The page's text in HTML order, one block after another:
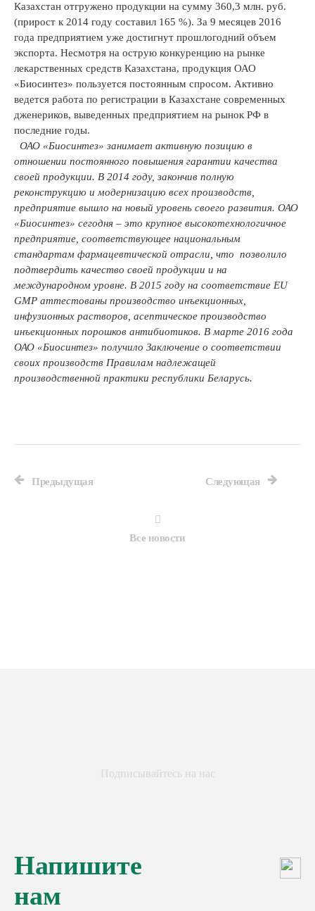
Казахстан отгружено продукции на сумму 360,3 млн. руб.
(прирост к 2014 году составил 165 %). За 9 месяцев 2016
года предприятием уже достигнут прошлогодний объем
экспорта. Несмотря на острую конкуренцию на рынке
лекарственных средств Казахстана, продукция ОАО
«Биосинтез» пользуется постоянным спросом. Активно
ведется работа по регистрации в Казахстане современных
дженериков, выведенных предприятием на рынок РФ в
последние годы.
ОАО «Биосинтез» занимает активную позицию в
отношении постоянного повышения гарантии качества
своей продукции. В 2014 году, закончив полную
реконструкцию и модернизацию всех производств,
предприятие вышло на новый уровень своего развития. ОАО
«Биосинтез» сегодня – это крупное высокотехнологичное
предприятие, соответствующее национальным
стандартам фармацевтической отрасли, что позволило
подтвердить качество своей продукции и на
международном уровне. В 2015 году на соответствие EU
GMP аттестованы производство инъекционных,
инфузионных растворов, асептическое производство
инъекционных порошков антибиотиков. В марте 2016 года
ОАО «Биосинтез» получило Заключение о соответствии
своих производств Правилам надлежащей
производственной практики республики Беларусь.
Предыдущая
Все новости
Следующая
Подписывайтесь на нас
Напишите
нам